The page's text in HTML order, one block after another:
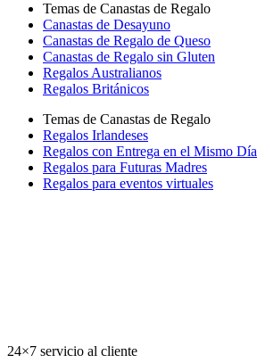
Temas de Canastas de Regalo
Canastas de Desayuno
Canastas de Regalo de Queso
Canastas de Regalo sin Gluten
Regalos Australianos
Regalos Británicos
Temas de Canastas de Regalo
Regalos Irlandeses
Regalos con Entrega en el Mismo Día
Regalos para Futuras Madres
Regalos para eventos virtuales
24×7 servicio al cliente